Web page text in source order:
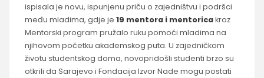
ispisala je novu, ispunjenu priču o zajedništvu i podršci
među mladima, gdje je 19 mentora i mentoricakroz
Mentorski program pružalo ruku pomoći mladima na
njihovom početku akademskog puta. U zajedničkom
životu studentskog doma, novopridošli studenti brzo su
otkrili da Sarajevo i Fondacija Izvor Nade mogu postati